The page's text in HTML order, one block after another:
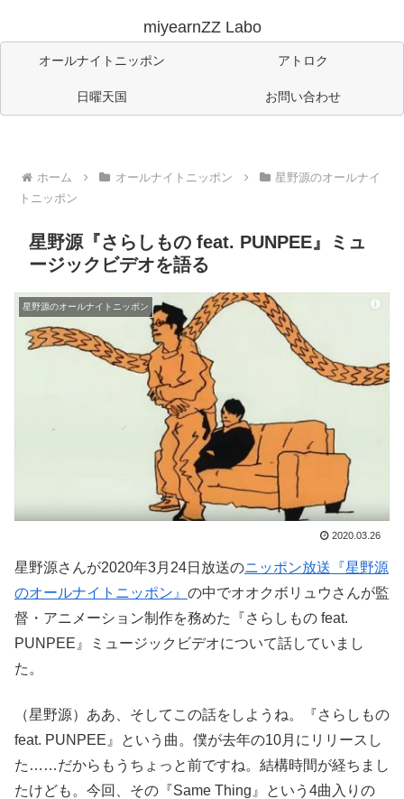
miyearnZZ Labo
オールナイトニッポン アトロク
日曜天国 お問い合わせ
ホーム オールナイトニッポン
星野源のオールナイ
トニッポン
星野源『さらしもの feat. PUNPEE』ミュ
ージックビデオを語る
星野源のオールナイトニッポン
2020.03.26
星野源さんが2020年3月24日放送のニッポン放送『星野源
のオールナイトニッポン』 の中でオオクボリュウさんが監
督・アニメーション制作を務めた『さらしもの feat.
PUNPEE』ミュージックビデオについて話していまし
た。
（星野源）ああ、そしてこの話をしようね。『さらしもの
feat. PUNPEE』という曲。僕が去年の10月にリリースし
た……だからもうちょっと前ですね。結構時間が経ちまし
たけども。今回、その『Same Thing』という4曲入りの